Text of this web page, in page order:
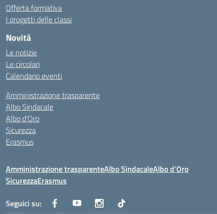
Offerta formativa
I progetti delle classi
Novità
Le notizie
Le circolari
Calendario eventi
Amministrazione trasparente
Albo Sindacale
Albo d’Oro
Sicurezza
Erasmus
Amministrazione trasparenteAlbo SindacaleAlbo d’Oro
SicurezzaErasmus
Seguici su: